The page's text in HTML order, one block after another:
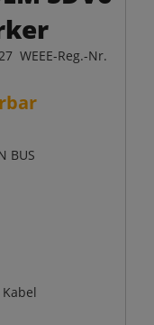
WEEE-Reg.-Nr.
BUS